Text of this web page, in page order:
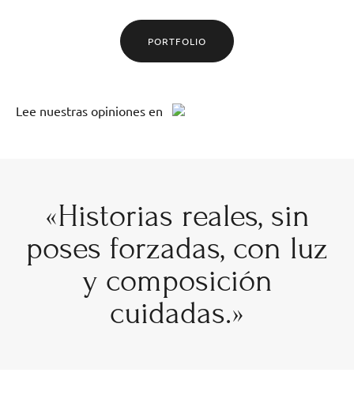
PORTFOLIO
Lee nuestras opiniones en
«Historias reales, sin
poses forzadas, con luz
y composición
cuidadas.»